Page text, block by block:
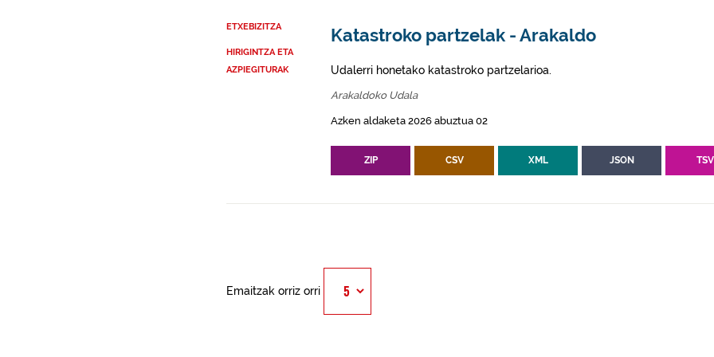
ETXEBIZITZA
HIRIGINTZA ETA
AZPIEGITURAK
Katastroko partzelak - Arakaldo
Udalerri honetako katastroko partzelarioa.
Arakaldoko Udala
Azken aldaketa 2026 abuztua 02
ZIP CSV XML JSON TSV
Emaitzak orriz orri